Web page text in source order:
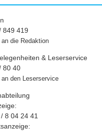
849 419
an die Redaktion
& Leserservice
80 40
an den Leserservice
8 04 24 41